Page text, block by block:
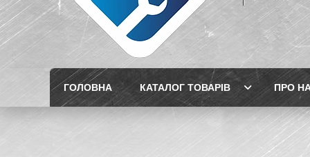
ГОЛОВНА КАТАЛОГ ТОВАРІВ ПРО